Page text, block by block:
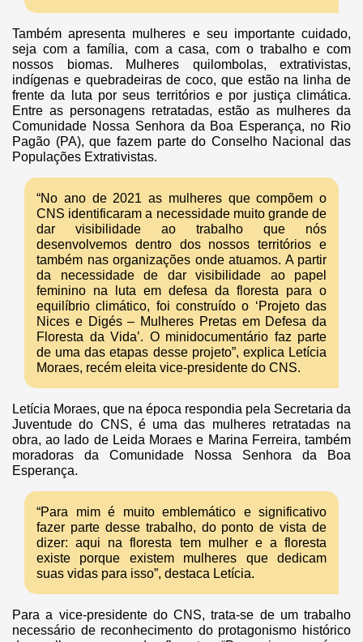
Também apresenta mulheres e seu importante cuidado,
seja com a família, com a casa, com o trabalho e com
nossos biomas. Mulheres quilombolas, extrativistas,
indígenas e quebradeiras de coco, que estão na linha de
frente da luta por seus territórios e por justiça climática.
Entre as personagens retratadas, estão as mulheres da
Comunidade Nossa Senhora da Boa Esperança, no Rio
Pagão (PA), que fazem parte do Conselho Nacional das
Populações Extrativistas.
“No ano de 2021 as mulheres que compõem o
CNS identificaram a necessidade muito grande de
dar visibilidade ao trabalho que nós
desenvolvemos dentro dos nossos territórios e
também nas organizações onde atuamos. A partir
da necessidade de dar visibilidade ao papel
feminino na luta em defesa da floresta para o
equilíbrio climático, foi construído o ‘Projeto das
Nices e Digés – Mulheres Pretas em Defesa da
Floresta da Vida’. O minidocumentário faz parte
de uma das etapas desse projeto”, explica Letícia
Moraes, recém eleita vice-presidente do CNS.
Letícia Moraes, que na época respondia pela Secretaria da
Juventude do CNS, é uma das mulheres retratadas na
obra, ao lado de Leida Moraes e Marina Ferreira, também
moradoras da Comunidade Nossa Senhora da Boa
Esperança.
“Para mim é muito emblemático e significativo
fazer parte desse trabalho, do ponto de vista de
dizer: aqui na floresta tem mulher e a floresta
existe porque existem mulheres que dedicam
suas vidas para isso”, destaca Letícia.
Para a vice-presidente do CNS, trata-se de um trabalho
necessário de reconhecimento do protagonismo histórico